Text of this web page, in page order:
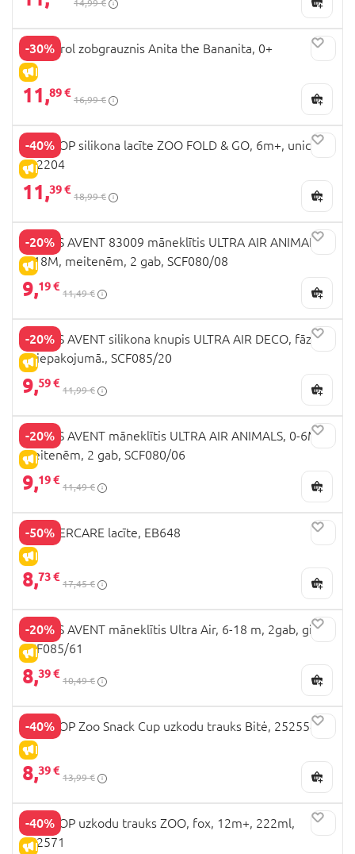
14,99 €
-30%
IZPĀRDOŠANA
Oli&Carol zobgrauznis Anita the Bananita, 0+
11,89 €
16,99 €
-40%
IZPĀRDOŠANA
SKIP HOP silikona lacīte ZOO FOLD & GO, 6m+, unicorn,
232204
11,39 €
18,99 €
-20%
IZPĀRDOŠANA
PHILIPS AVENT 83009 māneklītis ULTRA AIR ANIMALS,
6-18M, meitenēm, 2 gab, SCF080/08
9,19 €
11,49 €
-20%
IZPĀRDOŠANA
PHILIPS AVENT silikona knupis ULTRA AIR DECO, fāze 2,
2- iepakojumā., SCF085/20
9,59 €
11,99 €
-20%
IZPĀRDOŠANA
PHILIPS AVENT māneklītis ULTRA AIR ANIMALS, 0-6M,
meitenēm, 2 gab, SCF080/06
9,19 €
11,49 €
-50%
IZPĀRDOŠANA
MOTHERCARE lacīte, EB648
8,73 €
17,45 €
-20%
IZPĀRDOŠANA
PHILIPS AVENT māneklītis Ultra Air, 6-18 m, 2gab, girls,
SCF085/61
8,39 €
10,49 €
-40%
IZPĀRDOŠANA
SKIP HOP Zoo Snack Cup uzkodu trauks Bitė, 252554
8,39 €
13,99 €
-40%
IZPĀRDOŠANA
SKIP HOP uzkodu trauks ZOO, fox, 12m+, 222ml,
252571